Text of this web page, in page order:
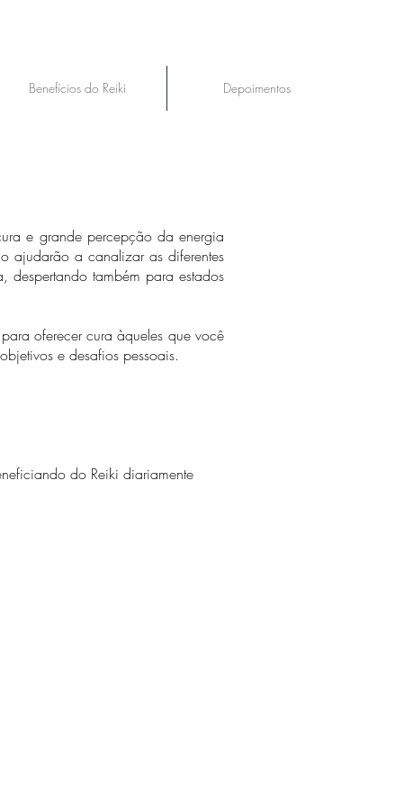
Benefícios do Reiki Depoimentos
e grande percepção da energia
ajudarão a canalizar as diferentes
despertando também para estados
oferecer cura àqueles que você
e desafios pessoais.
do Reiki diariamente